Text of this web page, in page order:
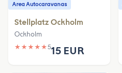
Area Autocaravanas
Stellplatz Ockholm
Ockholm
★ ★ ★ ★ ★515 EUR